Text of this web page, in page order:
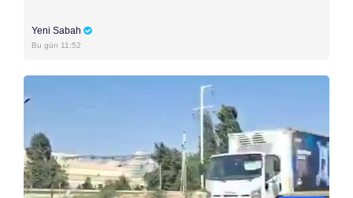
Yeni Sabah
Bu gün 11:52